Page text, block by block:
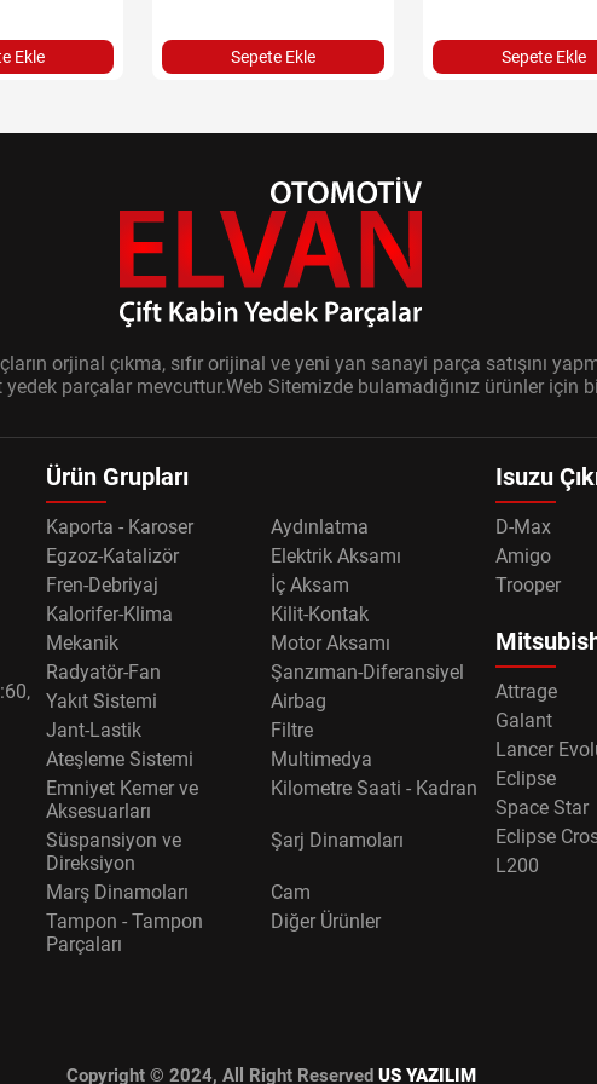
Ekle Sepete Ekle Sepete Ekle
orjinal çıkma, sıfır orijinal ve yeni yan sanayi parça satışını
parçalar mevcuttur.Web Sitemizde bulamadığınız ürünler için
Ürün Grupları
Kaporta - Karoser
Aydınlatma
Egzoz-Katalizör
Elektrik Aksamı
Fren-Debriyaj
İç Aksam
Kalorifer-Klima
Kilit-Kontak
Mekanik
Motor Aksamı
Radyatör-Fan
Şanzıman-Diferansiyel
Yakıt Sistemi
Airbag
Jant-Lastik
Filtre
Ateşleme Sistemi
Multimedya
Emniyet Kemer ve
Aksesuarları
Kilometre Saati - Kadran
Süspansiyon ve
Direksiyon
Şarj Dinamoları
Marş Dinamoları
Cam
Tampon - Tampon
Parçaları
Diğer Ürünler
Isuzu
D-Max
Amigo
Trooper
Attrage
Galant
Lancer
Eclipse
Space Star
Eclipse
L200
Copyright © 2024, All Right Reserved US YAZILIM